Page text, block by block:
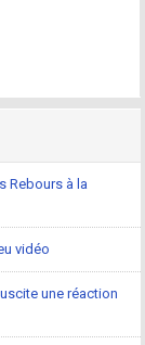
Rebours à la
vidéo
une réaction